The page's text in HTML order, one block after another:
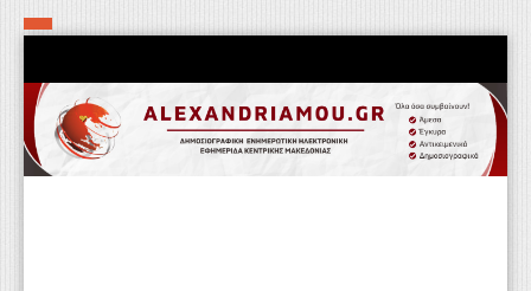
Αρχική
Τα εν δήμω εν οίκω
Πολιτιστικά-Εκκλησιαστικά